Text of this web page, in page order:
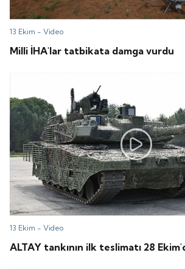
13 Ekim -Video
Milli İHA'lar tatbikata damga vurdu
13 Ekim -Video
ALTAY tankının ilk teslimatı 28